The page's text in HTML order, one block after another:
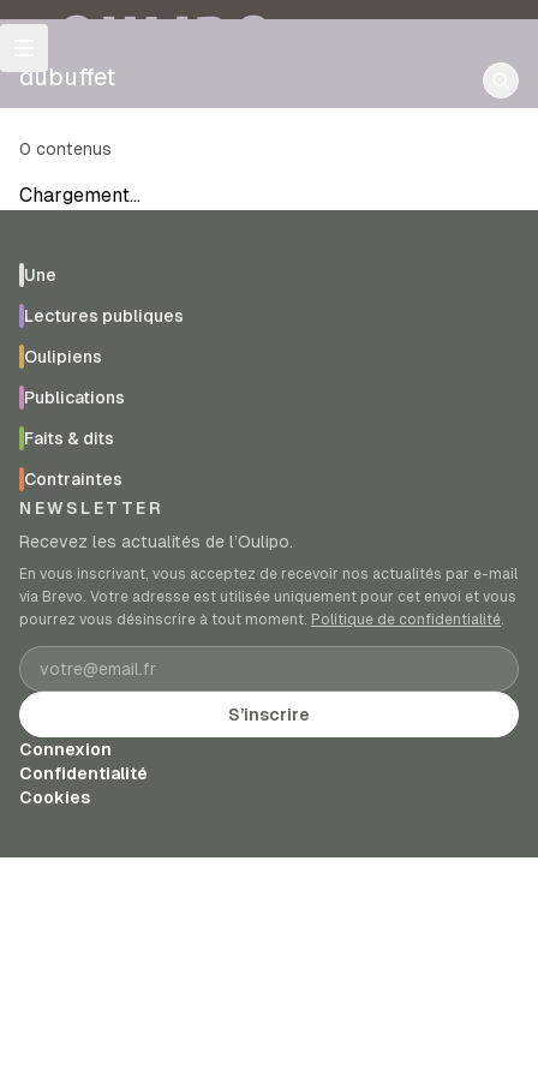
OULIPO
dubuffet
0 contenus
Chargement…
Une
Lectures publiques
Oulipiens
Publications
Faits & dits
Contraintes
NEWSLETTER
Recevez les actualités de l’Oulipo.
En vous inscrivant, vous acceptez de recevoir nos actualités par e-mail
via Brevo. Votre adresse est utilisée uniquement pour cet envoi et vous
pourrez vous désinscrire à tout moment. Politique de confidentialité.
Adresse e-mail
S’inscrire
Connexion
Confidentialité
Cookies